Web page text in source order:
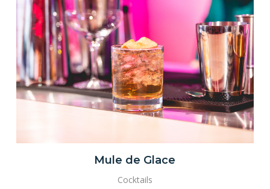
Mule de Glace
Cocktails